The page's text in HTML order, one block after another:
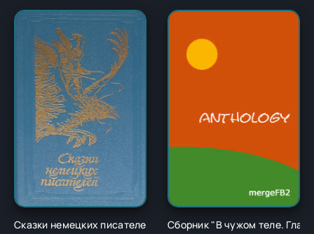
Сказки немецких писателей - НовалисСборник "В чужом теле.